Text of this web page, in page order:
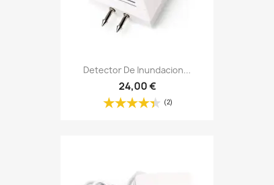
Detector De Inundacion...
24,00 €
(2)